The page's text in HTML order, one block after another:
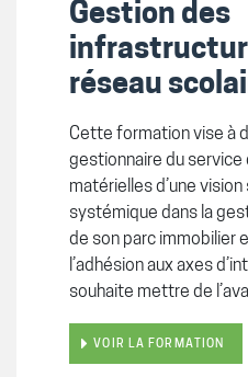
Gestion des
réseau
Cette formation vise à
gestionnaire du
matérielles d’une
systémique dans la
de son parc immobilier
l’adhésion aux axes
souhaite mettre de
VOIR LA FORMATION